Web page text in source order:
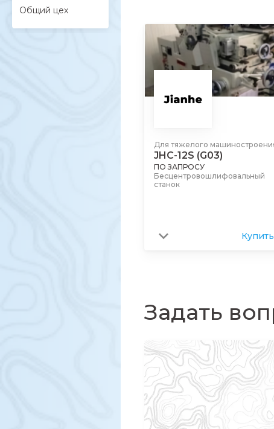
Общий цех
Для тяжелого
JHC-12S (G03)
ПО ЗАПРОСУ
Бесцентровошлифовальный
станок
Купить
Задать